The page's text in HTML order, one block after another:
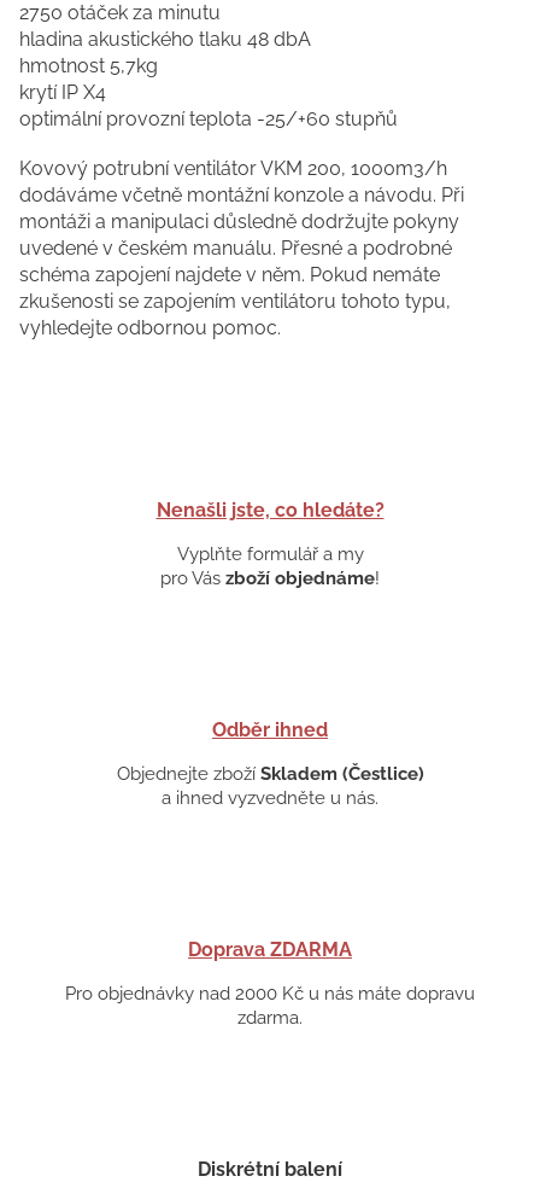
Nenašli jste, co hledáte?
Vyplňte formulář a my
pro Vás zboží objednáme!
Odběr ihned
Objednejte zboží Skladem (Čestlice)
a ihned vyzvedněte u nás.
Doprava ZDARMA
Pro objednávky nad 2000 Kč u nás máte dopravu
zdarma.
Diskrétní balení
2750 otáček za minutu
hladina akustického tlaku 48 dbA
hmotnost 5,7kg
krytí IP X4
optimální provozní teplota -25/+60 stupňů
Kovový potrubní ventilátor VKM 200, 1000m3/h
dodáváme včetně montážní konzole a návodu. Při
montáži a manipulaci důsledně dodržujte pokyny
uvedené v českém manuálu. Přesné a podrobné
schéma zapojení najdete v něm. Pokud nemáte
zkušenosti se zapojením ventilátoru tohoto typu,
vyhledejte odbornou pomoc.